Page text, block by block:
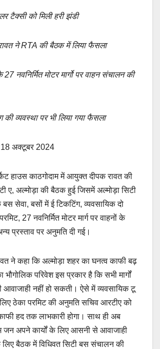
at
s
p
p
y
n
ar
e
टैक्सी को मिली हरी झंडी
ने RTA की बैठक में लिया फैसला
नवनिर्मित मोटर मार्गो पर वाहन संचालन की
की व्यवस्था पर भी लिया गया फैसला
18 अक्टूबर 2024
हाउस काठगोदाम में आयुक्त दीपक रावत की
ए, अल्मोड़ा की बैठक हुई जिसमें अल्मोड़ा सिटी
सेवा, बसों में ई टिकटिंग, व्यवसायिक दो
27 नवनिर्मित मोटर मार्ग पर वाहनों के
प्रस्ताव पर अनुमति दी गई।
ने कहा कि अल्मोड़ा शहर का घनत्व काफी बढ़
भौगोलिक परिवेश इस प्रकार है कि सभी मार्गों
आवाजाही नहीं हो सकती। ऐसे में व्यवसायिक टू
ठेका परमिट की अनुमति सचिव आरटीए को
हद तक लाभकारी होगा। साथ ही अब
अपने कार्यों के लिए आसनी से आवाजाही
बैठक में विधिवत सिटी बस संचालन की